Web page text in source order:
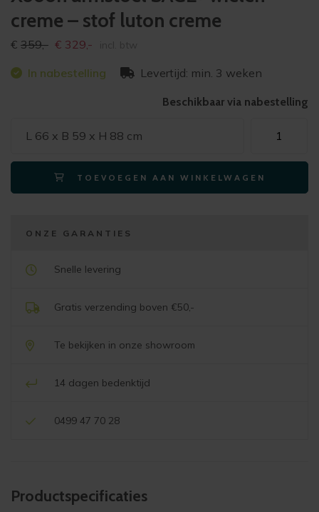
creme – stof luton creme
€ 359,- Oorspronkelijke
was:
€ 329,-
is:
In nabestelling Levertijd: min. 3 weken
Beschikbaar via nabestelling
L 66 x B 59 x H 88 cm
armstoel
SAGE+
wielen
-
TOEVOEGEN AAN WINKELWAGEN
ONZE GARANTIES
Snelle levering
Gratis verzending boven €50,-
Te bekijken in onze showroom
14 dagen bedenktijd
0499 47 70 28
Product­specificaties